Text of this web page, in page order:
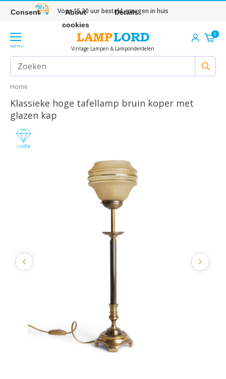
Voor 15.30 uur besteld, morgen in huis
MENU Vintage Lampen & Lamponderdelen
0
Home
Klassieke hoge tafellamp bruin koper met
glazen kap
Consent
About
cookies
Details